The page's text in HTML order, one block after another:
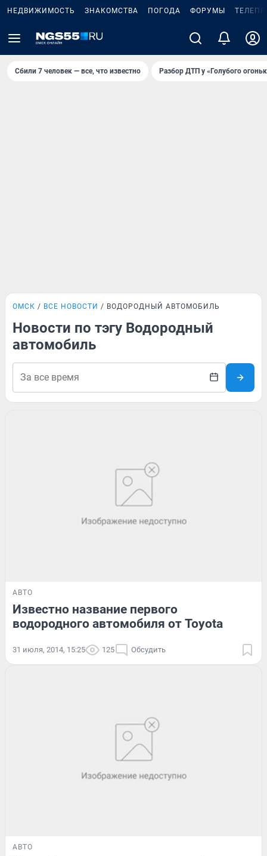
НЕДВИЖИМОСТЬ ЗНАКОМСТВА ПОГОДА ФОРУМЫ
Сбили 7 человек — все, что известно Разбор ДТП у «Голубого
ОМСК ВСЕ НОВОСТИ ВОДОРОДНЫЙ АВТОМОБИЛЬ
Новости по тэгу Водородный
автомобиль
АВТО
Известно название первого
водородного автомобиля от Toyota
31 июля, 2014, 15:25 125 Обсудить
АВТО